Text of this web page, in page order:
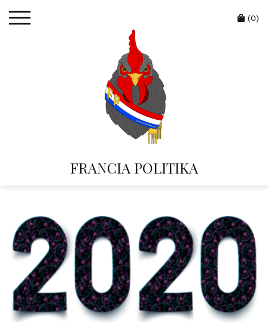
FRANCIA POLITIKA
Cart
(0)